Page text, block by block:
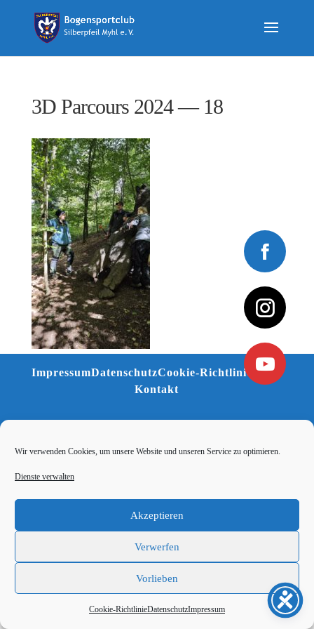
Wir verwenden Cookies, um unsere Website und unseren Service zu optimieren.
Dienste verwalten
Akzeptieren
Verwerfen
Vorlieben
Cookie-RichtlinieDatenschutzImpressum
3D Parcours 2024 — 18
ImpressumDatenschutzCookie-Richtlinie (EU)
Kontakt